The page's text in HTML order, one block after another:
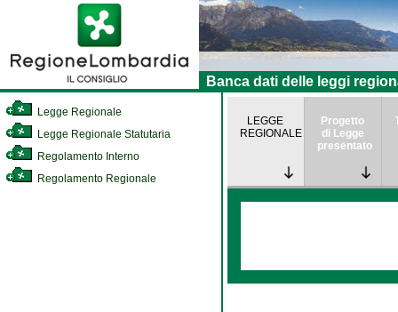
Banca dati delle leggi
Legge Regionale
Legge Regionale Statutaria
Regolamento Interno
Regolamento Regionale
LEGGE
REGIONALE
Progetto
di Legge
presentato